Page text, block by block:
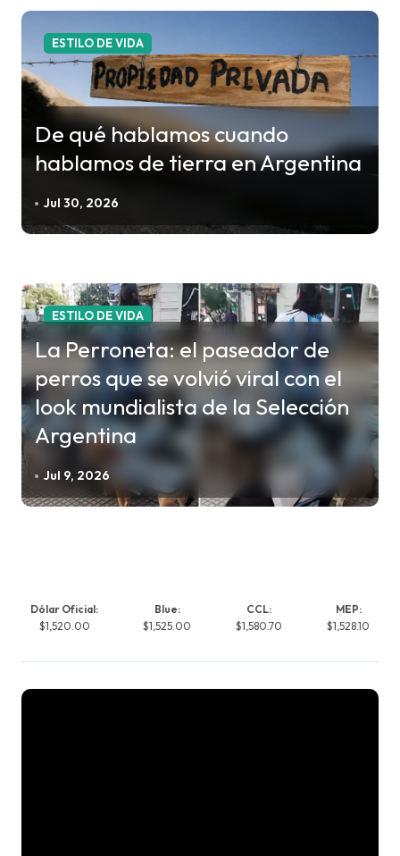
r
d
a
ESTILO DE VIDA
De qué hablamos cuando
hablamos de tierra en Argentina
Jul 30, 2026
ESTILO DE VIDA
La Perroneta: el paseador de
perros que se volvió viral con el
look mundialista de la Selección
Argentina
Jul 9, 2026
Dólar Oficial:
$1,520.00
Blue:
$1,525.00
CCL:
$1,580.70
MEP:
$1,528.10